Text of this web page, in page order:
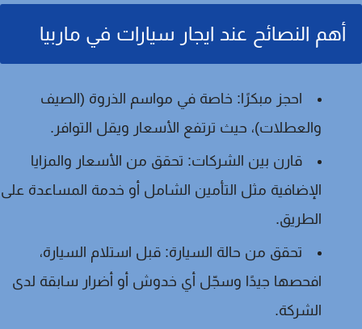
أهم النصائح عند ايجار سيارات في ماربيا
احجز مبكرًا:خاصة في مواسم الذروة (الصيف
والعطلات)، حيث ترتفع الأسعار ويقل التوافر.
قارن بين الشركات:تحقق من الأسعار والمزايا
الإضافية مثل التأمين الشامل أو خدمة المساعدة على
الطريق.
تحقق من حالة السيارة: قبل استلام السيارة،
افحصها جيدًا وسجّل أي خدوش أو أضرار سابقة لدى
الشركة.